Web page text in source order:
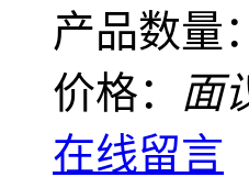
产品数量
价格： 面
在线留言